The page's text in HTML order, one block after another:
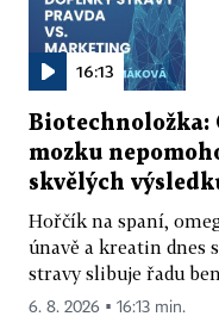
16:13
Biotechnoložka:
mozku
skvělých
Hořčík na spaní,
únavě a kreatin dnes
stravy slibuje řadu
6. 8. 2026 ▪ 16:13 min.